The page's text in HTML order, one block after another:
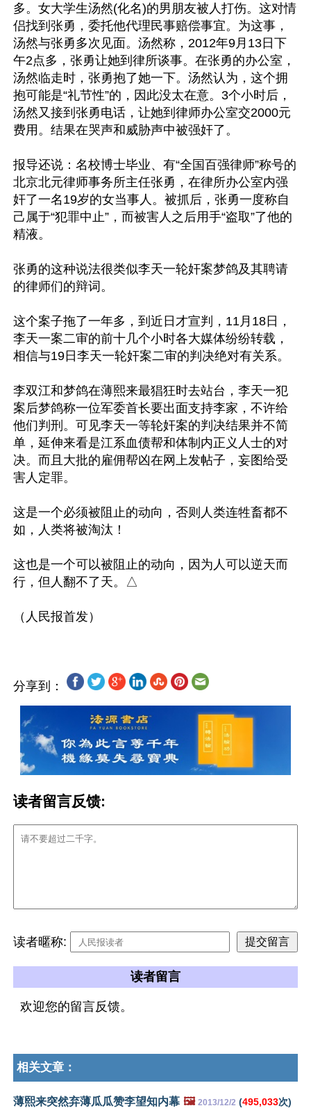
多。女大学生汤然(化名)的男朋友被人打伤。这对情
侣找到张勇，委托他代理民事赔偿事宜。为这事，
汤然与张勇多次见面。汤然称，2012年9月13日下
午2点多，张勇让她到律所谈事。在张勇的办公室，
汤然临走时，张勇抱了她一下。汤然认为，这个拥
抱可能是“礼节性”的，因此没太在意。3个小时后，
汤然又接到张勇电话，让她到律师办公室交2000元
费用。结果在哭声和威胁声中被强奸了。
报导还说：名校博士毕业、有“全国百强律师”称号的
北京北元律师事务所主任张勇，在律所办公室内强
奸了一名19岁的女当事人。被抓后，张勇一度称自
己属于“犯罪中止”，而被害人之后用手“盗取”了他的
精液。
张勇的这种说法很类似李天一轮奸案梦鸽及其聘请
的律师们的辩词。
这个案子拖了一年多，到近日才宣判，11月18日，
李天一案二审的前十几个小时各大媒体纷纷转载，
相信与19日李天一轮奸案二审的判决绝对有关系。
李双江和梦鸽在薄熙来最猖狂时去站台，李天一犯
案后梦鸽称一位军委首长要出面支持李家，不许给
他们判刑。可见李天一等轮奸案的判决结果并不简
单，延伸来看是江系血债帮和体制内正义人士的对
决。而且大批的雇佣帮凶在网上发帖子，妄图给受
害人定罪。
这是一个必须被阻止的动向，否则人类连牲畜都不
如，人类将被淘汰！
这也是一个可以被阻止的动向，因为人可以逆天而
行，但人翻不了天。△
分享到：
读者留言反馈:
读者暱称:
读者留言
欢迎您的留言反馈。
相关文章：
薄熙来突然弃薄瓜瓜赞李望知内幕 🖼️ 2013/12/2 (495,033次)